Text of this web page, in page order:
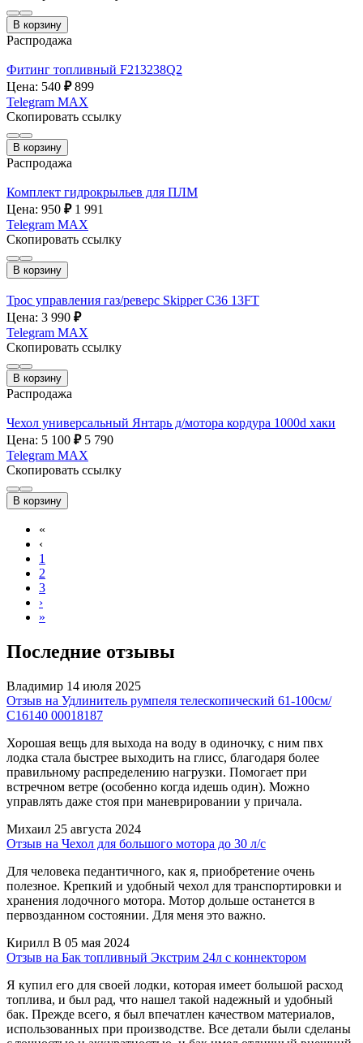
В корзину
Распродажа
Фитинг топливный F213238Q2
Цена: 540 ₽ 899
Telegram MAX
Скопировать ссылку
В корзину
Распродажа
Комплект гидрокрыльев для ПЛМ
Цена: 950 ₽ 1 991
Telegram MAX
Скопировать ссылку
В корзину
Трос управления газ/реверс Skipper C36 13FT
Цена: 3 990 ₽
Telegram MAX
Скопировать ссылку
В корзину
Распродажа
Чехол универсальный Янтарь д/мотора кордура 1000d хаки
Цена: 5 100 ₽ 5 790
Telegram MAX
Скопировать ссылку
В корзину
«
‹
1
2
3
›
»
Последние отзывы
Владимир 14 июля 2025
Отзыв на Удлинитель румпеля телескопический 61-100см/
С16140 00018187
Хорошая вещь для выхода на воду в одиночку, с ним пвх
лодка стала быстрее выходить на глисс, благодаря более
правильному распределению нагрузки. Помогает при
встречном ветре (особенно когда идешь один). Можно
управлять даже стоя при маневрировании у причала.
Михаил 25 августа 2024
Отзыв на Чехол для большого мотора до 30 л/с
Для человека педантичного, как я, приобретение очень
полезное. Крепкий и удобный чехол для транспортировки и
хранения лодочного мотора. Мотор дольше останется в
первозданном состоянии. Для меня это важно.
Кирилл В 05 мая 2024
Отзыв на Бак топливный Экстрим 24л с коннектором
Я купил его для своей лодки, которая имеет большой расход
топлива, и был рад, что нашел такой надежный и удобный
бак. Прежде всего, я был впечатлен качеством материалов,
использованных при производстве. Все детали были сделаны